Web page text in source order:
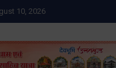
10, 2026
|